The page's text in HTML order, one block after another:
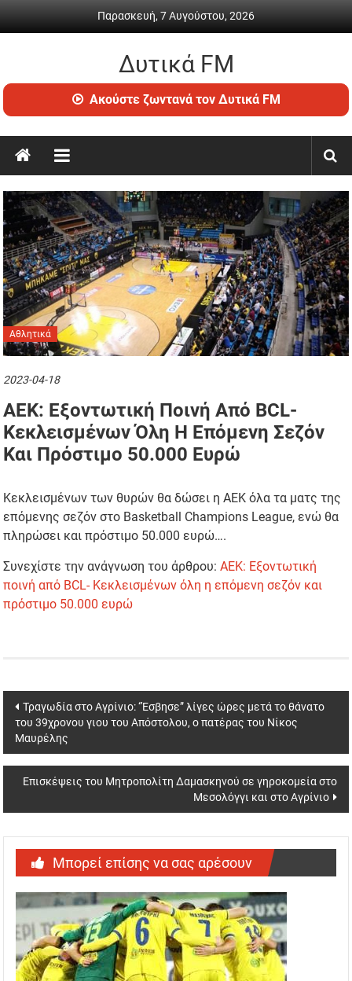
Παρασκευή, 7 Αυγούστου, 2026
Δυτικά FM
Ραδιόφωνο
•
ενημέρωση
Ακούστε ζωντανά τον Δυτικά FM
Αθλητικά
2023-04-18
AEK: Εξοντωτική Ποινή Από BCL-
Κεκλεισμένων Όλη Η Επόμενη Σεζόν
Και Πρόστιμο 50.000 Ευρώ
Κεκλεισμένων των θυρών θα δώσει η ΑΕΚ όλα τα ματς της
επόμενης σεζόν στο Basketball Champions League, ενώ θα
πληρώσει και πρόστιμο 50.000 ευρώ….
Συνεχίστε την ανάγνωση του άρθρου:AEK: Εξοντωτική
ποινή από BCL- Κεκλεισμένων όλη η επόμενη σεζόν και
πρόστιμο 50.000 ευρώ
Post
navigation
Τραγωδία στο Αγρίνιο: “Έσβησε” λίγες ώρες μετά το θάνατο
του 39χρονου γιου του Απόστολου, ο πατέρας του Νίκος
Μαυρέλης
Επισκέψεις του Μητροπολίτη Δαμασκηνού σε γηροκομεία στο
Μεσολόγγι και στο Αγρίνιο
Μπορεί επίσης να σας αρέσουν